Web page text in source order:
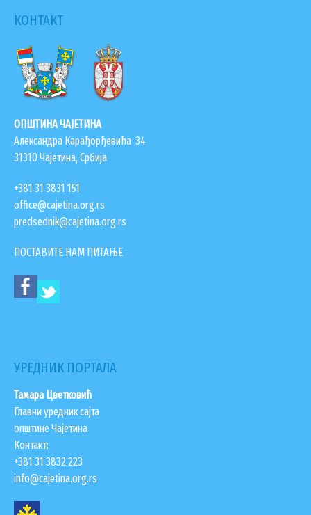
КОНТАКТ
ОПШТИНА ЧАЈЕТИНА
Александра Карађорђевића 34
31310 Чајетина, Србија
+381 31 3831 151
office@cajetina.org.rs
predsednik@cajetina.org.rs
ПОСТАВИТЕ НАМ ПИТАЊЕ
УРЕДНИК ПОРТАЛА
Тамара Цветковић
Главни уредник сајта
општине Чајетина
Контакт:
+381 31 3832 223
info@cajetina.org.rs